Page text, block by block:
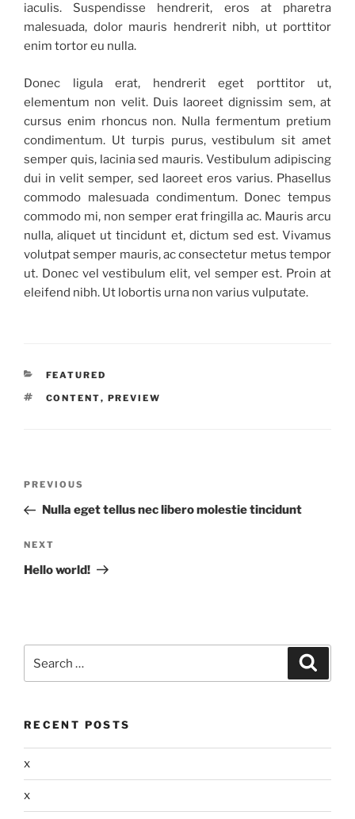
iaculis. Suspendisse hendrerit, eros at pharetra
malesuada, dolor mauris hendrerit nibh, ut porttitor
enim tortor eu nulla.
Donec ligula erat, hendrerit eget porttitor ut,
elementum non velit. Duis laoreet dignissim sem, at
cursus enim rhoncus non. Nulla fermentum pretium
condimentum. Ut turpis purus, vestibulum sit amet
semper quis, lacinia sed mauris. Vestibulum adipiscing
dui in velit semper, sed laoreet eros varius. Phasellus
commodo malesuada condimentum. Donec tempus
commodo mi, non semper erat fringilla ac. Mauris arcu
nulla, aliquet ut tincidunt et, dictum sed est. Vivamus
volutpat semper mauris, ac consectetur metus tempor
ut. Donec vel vestibulum elit, vel semper est. Proin at
eleifend nibh. Ut lobortis urna non varius vulputate.
CATEGORIES
FEATURED
TAGS
CONTENT, PREVIEW
Previous
Post
PREVIOUS
Nulla eget tellus nec libero molestie tincidunt
Next
Post
NEXT
Hello world!
for:
RECENT POSTS
x
x